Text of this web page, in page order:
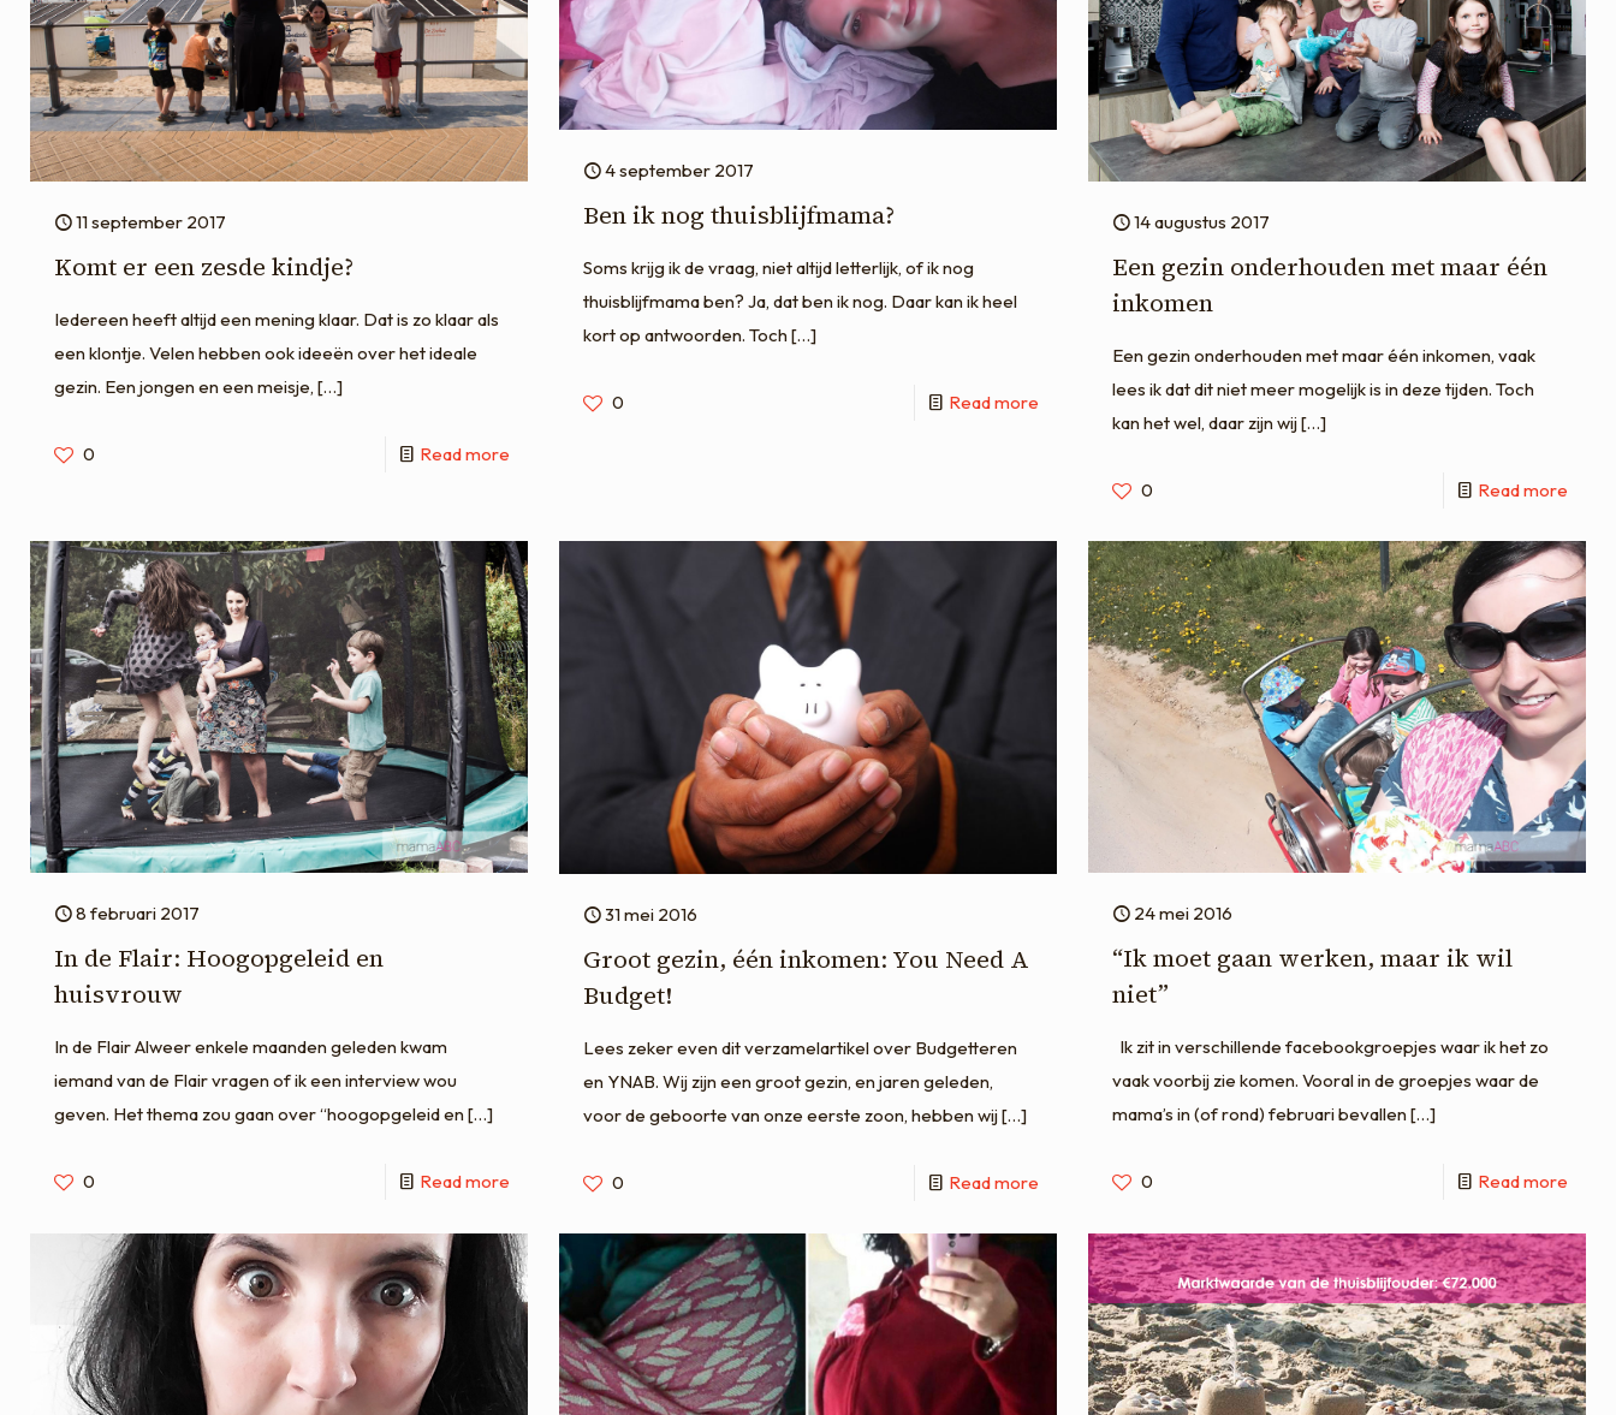
11 september 2017
Komt er een zesde kindje?
Iedereen heeft altijd een mening klaar. Dat is zo klaar als
een klontje. Velen hebben ook ideeën over het ideale
gezin. Een jongen en een meisje, […]
0 Read more
4 september 2017
Ben ik nog thuisblijfmama?
Soms krijg ik de vraag, niet altijd letterlijk, of ik nog
thuisblijfmama ben? Ja, dat ben ik nog. Daar kan ik heel
kort op antwoorden. Toch […]
0 Read more
14 augustus 2017
Een gezin onderhouden met maar één
inkomen
Een gezin onderhouden met maar één inkomen, vaak
lees ik dat dit niet meer mogelijk is in deze tijden. Toch
kan het wel, daar zijn wij[…]
0 Read more
8 februari 2017
In de Flair: Hoogopgeleid en
huisvrouw
In de Flair Alweer enkele maanden geleden kwam
iemand van de Flair vragen of ik een interview wou
geven. Het thema zou gaan over “hoogopgeleid en […]
0 Read more
31 mei 2016
Groot gezin, één inkomen: You Need A
Budget!
Lees zeker even dit verzamelartikel over Budgetteren
en YNAB. Wij zijn een groot gezin, en jaren geleden,
voor de geboorte van onze eerste zoon, hebben wij[…]
0 Read more
24 mei 2016
“Ik moet gaan werken, maar ik wil
niet”
Ik zit in verschillende facebookgroepjes waar ik het zo
vaak voorbij zie komen. Vooral in de groepjes waar de
mama’s in (of rond) februari bevallen […]
0 Read more